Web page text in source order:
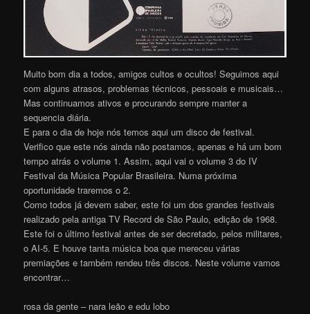
Muito bom dia a todos, amigos cultos e ocultos! Seguimos aqui
com alguns atrasos, problemas técnicos, pessoais e musicais…
Mas continuamos ativos e procurando sempre manter a
sequencia diária.
E para o dia de hoje nós temos aqui um disco de festival.
Verifico que este nós ainda não postamos, apenas e há um bom
tempo atrás o volume 1. Assim, aqui vai o volume 3 do IV
Festival da Música Popular Brasileira. Numa próxima
oportunidade traremos o 2.
Como todos já devem saber, este foi um dos grandes festivais
realizado pela antiga TV Record de São Paulo, edição de 1968.
Este foi o último festival antes de ser decretado, pelos militares,
o AI-5. E houve tanta música boa que mereceu várias
premiações e também rendeu três discos. Neste volume vamos
encontrar…
rosa da gente – nara leão e edu lobo